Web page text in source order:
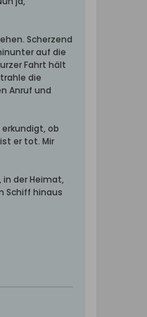
Scherzend
auf die
Fahrt hält
die
Anruf und
ob
er tot. Mir
der Heimat,
Schiff hinaus